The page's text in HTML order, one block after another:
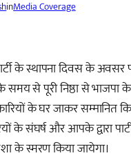
inMedia Coverage
के स्थापना दिवस के
से पूरी निष्ठा से भाजपा
के घर जाकर सम्मानित
के संघर्ष और आपके द्वारा
के स्मरण किया जायेगा।